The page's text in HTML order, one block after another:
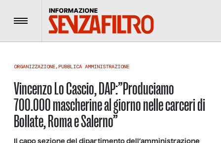
Menu
ORGANIZZAZIONE,PUBBLICA AMMINISTRAZIONE
Vincenzo Lo Cascio, DAP:”Produciamo
700.000 mascherine al giorno nelle carceri di
Bollate, Roma e Salerno”
Il capo sezione del dipartimento dell’amministrazione